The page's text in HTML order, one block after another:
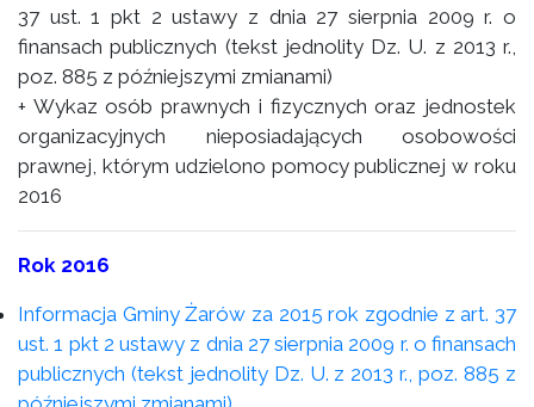
37 ust. 1 pkt 2 ustawy z dnia 27 sierpnia 2009 r. o
finansach publicznych (tekst jednolity Dz. U. z 2013 r.,
poz. 885 z późniejszymi zmianami)
+ Wykaz osób prawnych i fizycznych oraz jednostek
organizacyjnych nieposiadających osobowości
prawnej, którym udzielono pomocy publicznej w roku
2016
Rok 2016
Informacja Gminy Żarów za 2015 rok zgodnie z art. 37
ust. 1 pkt 2 ustawy z dnia 27 sierpnia 2009 r. o finansach
publicznych (tekst jednolity Dz. U. z 2013 r., poz. 885 z